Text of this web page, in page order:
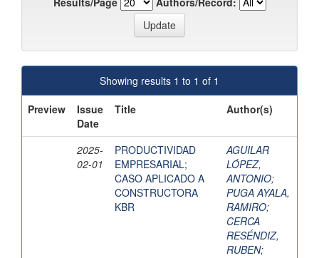
Showing results 1 to 1 of 1
Preview
Issue
Date
Title Author(s)
2025-
02-01
PRODUCTIVIDAD
EMPRESARIAL;
CASO APLICADO A
CONSTRUCTORA
KBR
AGUILAR
LÓPEZ,
ANTONIO;
PUGA AYALA,
RAMIRO;
CERCA
RESÉNDIZ,
RUBEN;